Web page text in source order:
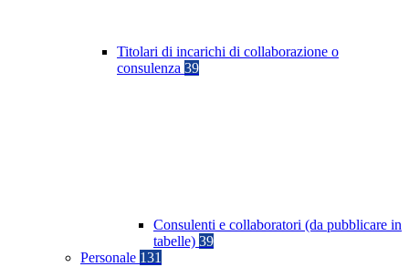
Titolari di incarichi di collaborazione o
consulenza 39
Consulenti e collaboratori (da pubblicare in
tabelle) 39
Personale 131